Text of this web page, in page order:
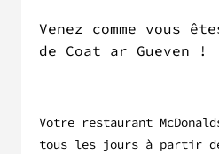
Venez comme vous
de Coat ar Gueven !
Votre restaurant
tous les jours à partir